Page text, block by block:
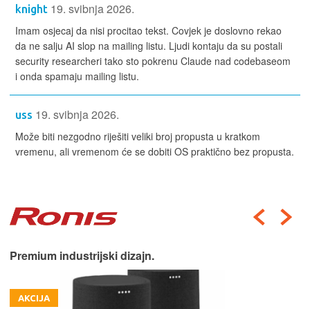
knight 19. svibnja 2026.
Imam osjecaj da nisi procitao tekst. Covjek je doslovno rekao
da ne salju AI slop na mailing listu. Ljudi kontaju da su postali
security researcheri tako sto pokrenu Claude nad codebaseom
i onda spamaju mailing listu.
uss 19. svibnja 2026.
Može biti nezgodno riješiti veliki broj propusta u kratkom
vremenu, ali vremenom će se dobiti OS praktično bez propusta.
Premium industrijski dizajn.
AKCIJA